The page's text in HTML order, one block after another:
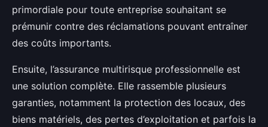
primordiale pour toute entreprise souhaitant se
prémunir contre des réclamations pouvant entraîner
des coûts importants.
Ensuite, l’assurance multirisque professionnelle est
une solution complète. Elle rassemble plusieurs
garanties, notamment la protection des locaux, des
biens matériels, des pertes d’exploitation et parfois la